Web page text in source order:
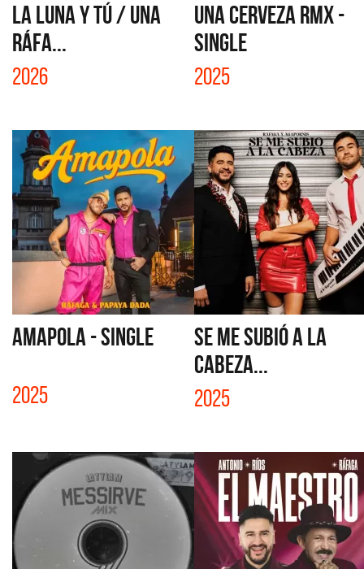
LA LUNA Y TÚ / UNA
RÁFA...
2026
UNA CERVEZA RMX -
SINGLE
2025
AMAPOLA - SINGLE
2025
SE ME SUBIÓ A LA
CABEZA...
2025